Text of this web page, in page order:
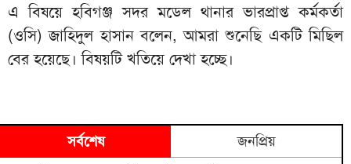
এ বিষয়ে হবিগঞ্জ সদর মডেল থানার ভারপ্রাপ্ত কর্মকর্তা
(ওসি) জাহিদুল হাসান বলেন, আমরা শুনেছি একটি মিছিল
বের হয়েছে। বিষয়টি খতিয়ে দেখা হচ্ছে।
সর্বশেষ জনপ্রিয়